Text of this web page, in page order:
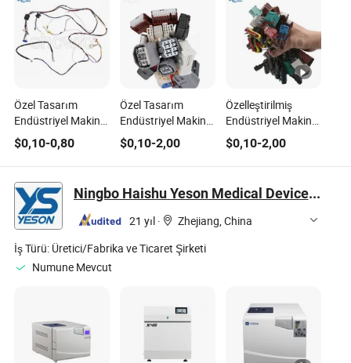
Özel Tasarım
Endüstriyel Makine
Tıbbi Ekipman
Kablo Demeti Tam
Kablo Montajı
$0,10-0,80
Özel Tasarım
Endüstriyel Makine
Tıbbi Ev Eşyası
Kablo Demeti Kablo
Montajı
$0,10-2,00
Özelleştirilmiş
Endüstriyel Makine
Tıbbi Ekipman
Otomotiv
Motosiklet Kablo
Kablo ile Kablo
Demeti
$0,10-2,00
Ningbo Haishu Yeson Medical Device Co., Ltd.
21 yıl ·
Zhejiang, China
İş Türü: Üretici/Fabrika ve Ticaret Şirketi
Numune Mevcut